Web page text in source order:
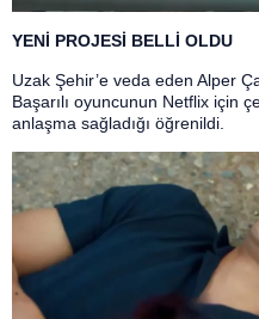
YENİ PROJESİ BELLİ OLDU
Uzak Şehir’e veda eden Alper
Başarılı oyuncunun Netflix için
anlaşma sağladığı öğrenildi.